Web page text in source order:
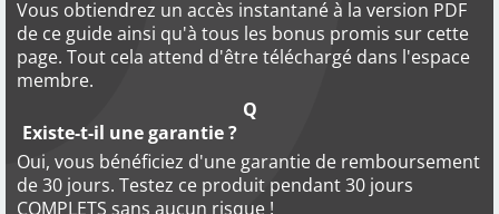
Vous obtiendrez un accès instantané à la version PDF
de ce guide ainsi qu'à tous les bonus promis sur cette
page. Tout cela attend d'être téléchargé dans l'espace
membre.
Q
Existe-t-il une garantie ?
Oui, vous bénéficiez d'une garantie de remboursement
de 30 jours. Testez ce produit pendant 30 jours
COMPLETS sans aucun risque !